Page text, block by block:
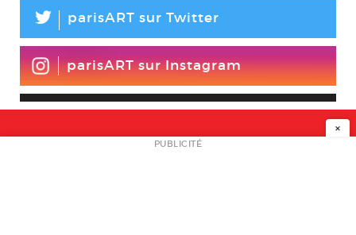
L parisART sur Twitter
parisART sur Instagram
NEWSLETTER
×
PUBLICITÉ